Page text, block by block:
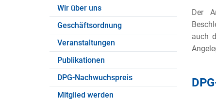
Wir über uns
Geschäftsordnung
Veranstaltungen
Publikationen
DPG-Nachwuchspreis
Mitglied werden
Der
auch